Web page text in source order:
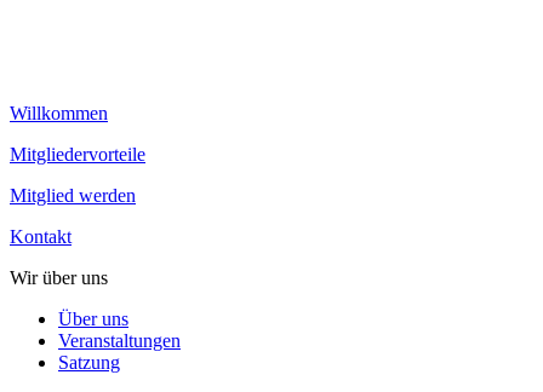
Willkommen
Mitgliedervorteile
Mitglied werden
Kontakt
Wir über uns
Über uns
Veranstaltungen
Satzung